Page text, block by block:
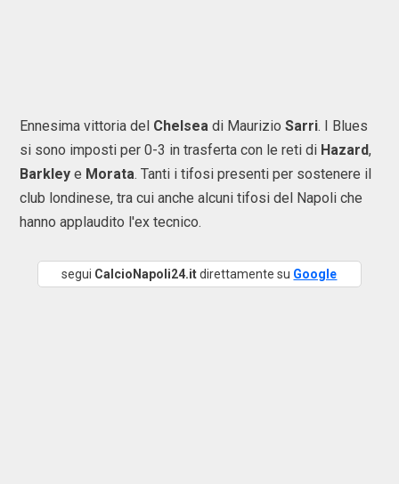
Ennesima vittoria del Chelsea di Maurizio Sarri. I Blues
si sono imposti per 0-3 in trasferta con le reti di Hazard,
Barkley e Morata. Tanti i tifosi presenti per sostenere il
club londinese, tra cui anche alcuni tifosi del Napoli che
hanno applaudito l'ex tecnico.
segui CalcioNapoli24.itdirettamente su Google